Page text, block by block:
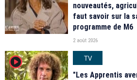
nouveautés,
faut savoir sur la
programme de M6
2 août 2026
player2
TV
"Les Apprentis